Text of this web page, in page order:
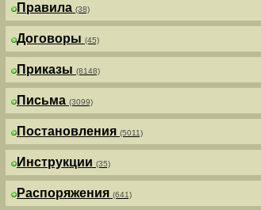
Правила (38)
Договоры (45)
Приказы (8148)
Письма (3099)
Постановления (5011)
Инструкции (35)
Распоряжения (641)